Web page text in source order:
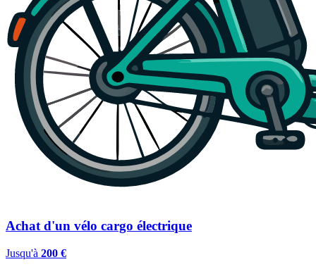
Achat d'un vélo cargo électrique
Jusqu'à 200 €